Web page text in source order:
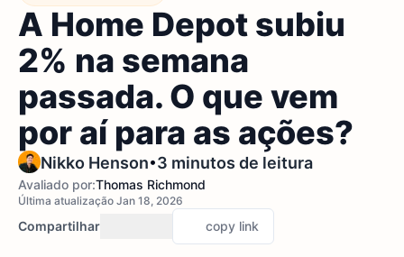
A Home Depot subiu
2% na semana
passada. O que vem
por aí para as ações?
Nikko Henson•3 minutos de leitura
Avaliado por:Thomas Richmond
Última atualização Jan 18, 2026
Compartilhar copy link